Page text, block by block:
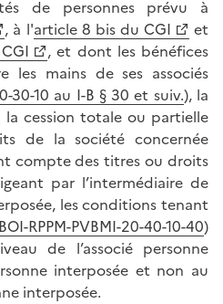
de personnes prévu à
, à l'article 8 bis du CGI
et
, et dont les bénéfices
les mains de ses associés
30-10 au I-B § 30 et suiv.), la
cession totale ou partielle
de la société concernée
compte des titres ou droits
par l’intermédiaire de
les conditions tenant
BOI-RPPM-PVBMI-20-40-10-40)
de l’associé personne
interposée et non au
interposée.